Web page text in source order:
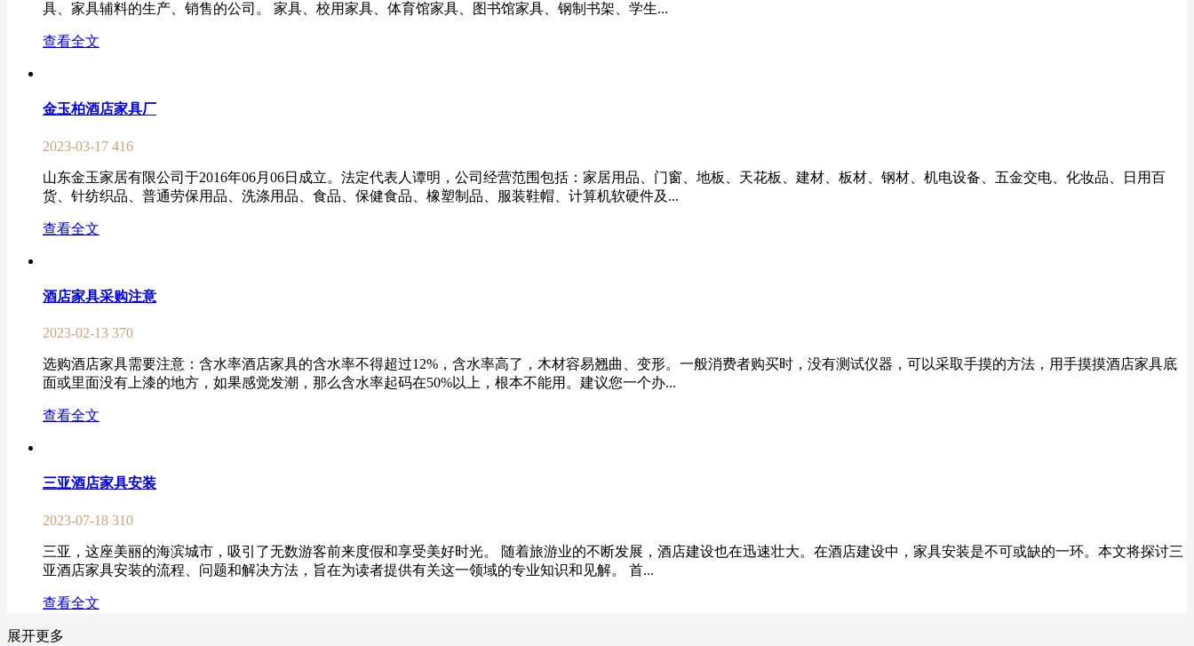
具、家具辅料的生产、销售的公司。 家具、校用家具、体育馆家具、图书馆家具、钢制书架、学生...
查看全文
金玉柏酒店家具厂
2023-03-17 416
山东金玉家居有限公司于2016年06月06日成立。法定代表人谭明，公司经营范围包括：家居用品、门窗、地板、天花板、建材、板材、钢材、机电设备、五金交电、化妆品、日用百
货、针纺织品、普通劳保用品、洗涤用品、食品、保健食品、橡塑制品、服装鞋帽、计算机软硬件及...
查看全文
酒店家具采购注意
2023-02-13 370
选购酒店家具需要注意：含水率酒店家具的含水率不得超过12%，含水率高了，木材容易翘曲、变形。一般消费者购买时，没有测试仪器，可以采取手摸的方法，用手摸摸酒店家具底
面或里面没有上漆的地方，如果感觉发潮，那么含水率起码在50%以上，根本不能用。建议您一个办...
查看全文
三亚酒店家具安装
2023-07-18 310
三亚，这座美丽的海滨城市，吸引了无数游客前来度假和享受美好时光。 随着旅游业的不断发展，酒店建设也在迅速壮大。在酒店建设中，家具安装是不可或缺的一环。本文将探讨三
亚酒店家具安装的流程、问题和解决方法，旨在为读者提供有关这一领域的专业知识和见解。 首...
查看全文
展开更多